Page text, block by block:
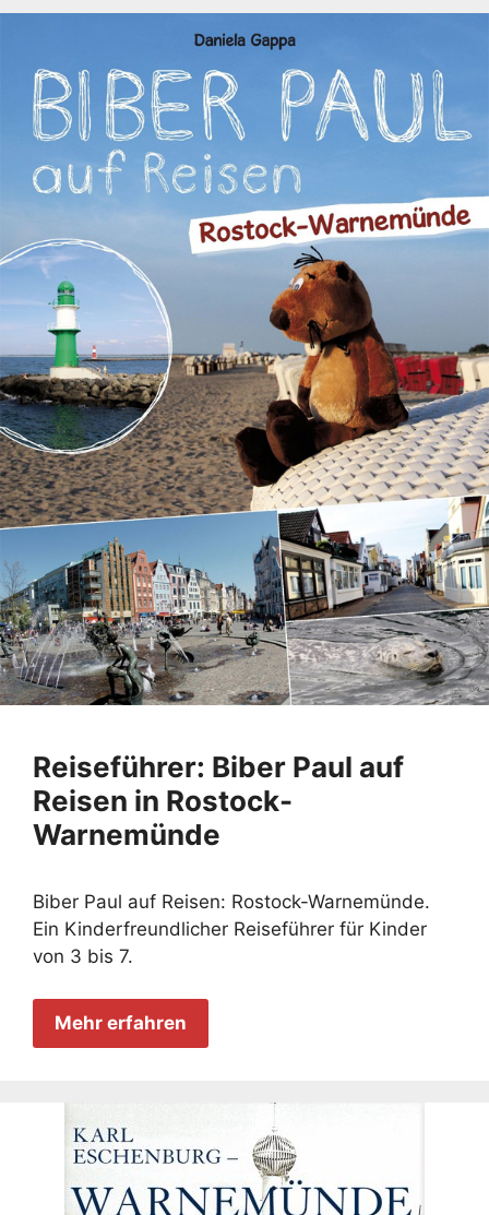
Reiseführer: Biber Paul auf
Reisen in Rostock-
Warnemünde
Biber Paul auf Reisen: Rostock-Warnemünde.
Ein Kinderfreundlicher Reiseführer für Kinder
von 3 bis 7.
Mehr erfahren